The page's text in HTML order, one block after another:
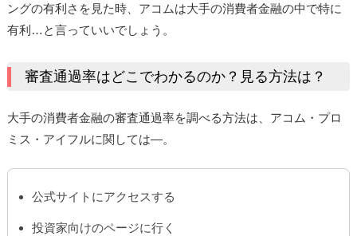
ングの有利さを見た時、アコムは大手の消費者金融の中で特に
有利…と言っていいでしょう。
審査通過率はどこでわかるのか？見る方法は？
大手の消費者金融の審査通過率を調べる方法は、アコム・プロ
ミス・アイフルに関しては―。
公式サイトにアクセスする
投資家向けのページに行く